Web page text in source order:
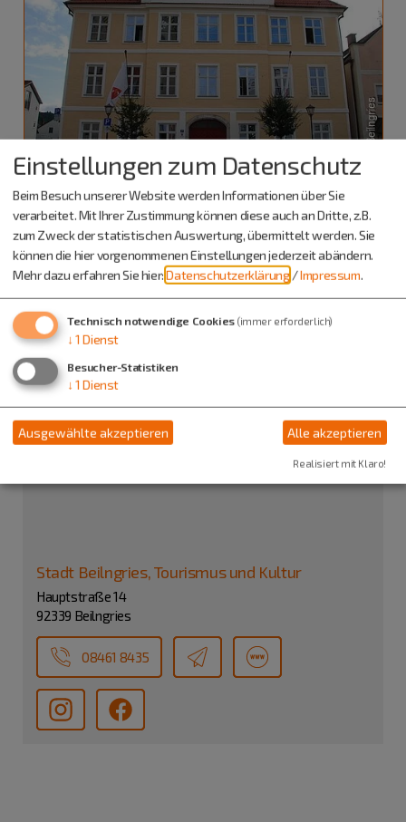
Kaufmann (m/w/d) für Tourismus und
Freizeit
Stadt Beilngries, Tourismus und Kultur
Hauptstraße 14
92339 Beilngries
08461 8435
Einstellungen zum Datenschutz
Beim Besuch unserer Website werden Informationen über Sie
verarbeitet. Mit Ihrer Zustimmung können diese auch an Dritte, z.B.
zum Zweck der statistischen Auswertung, übermittelt werden. Sie
können die hier vorgenommenen Einstellungen jederzeit abändern.
Mehr dazu erfahren Sie hier:Datenschutzerklärung /Impressum.
Technisch notwendige Cookies (immer erforderlich)
↓ 1 Dienst
Besucher-Statistiken
↓ 1 Dienst
Ausgewählte akzeptieren Alle akzeptieren
Realisiert mit Klaro!